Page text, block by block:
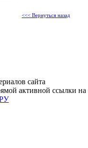
<<< Вернуться назад
сайта
активной ссылки на